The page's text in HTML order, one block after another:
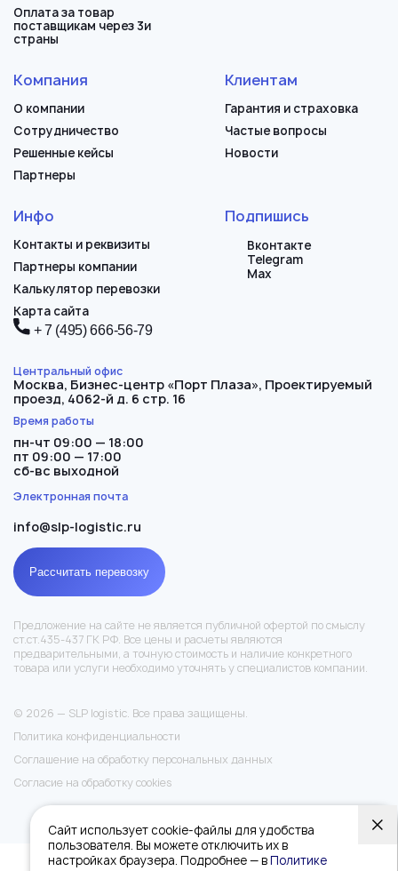
+ 7 (495) 666-56-79
Центральный офис
Москва, Бизнес-центр «Порт Плаза», Проектируемый
проезд, 4062-й д. 6 стр. 16
Время работы
пн-чт 09:00 — 18:00
пт 09:00 — 17:00
сб-вс выходной
Электронная почта
info@slp-logistic.ru
Рассчитать перевозку
Предложение на сайте не является публичной офертой по смыслу
ст.ст.435-437 ГК РФ. Все цены и расчеты являются
предварительными, а точную стоимость и наличие конкретного
товара или услуги необходимо уточнять у специалистов компании.
Оплата за товар
поставщикам через 3и
страны
Компания
О компании
Сотрудничество
Решенные кейсы
Партнеры
Клиентам
Гарантия и страховка
Частые вопросы
Новости
Инфо
Контакты и реквизиты
Партнеры компании
Калькулятор перевозки
Карта сайта
Подпишись
Вконтакте
Telegram
Max
© 2026 — SLP logistic. Все права защищены.
Политика конфиденциальности
Соглашение на обработку персональных данных
Согласие на обработку cookies
Сайт использует cookie-файлы для удобства
пользователя. Вы можете отключить их в
настройках браузера. Подробнее — вПолитике